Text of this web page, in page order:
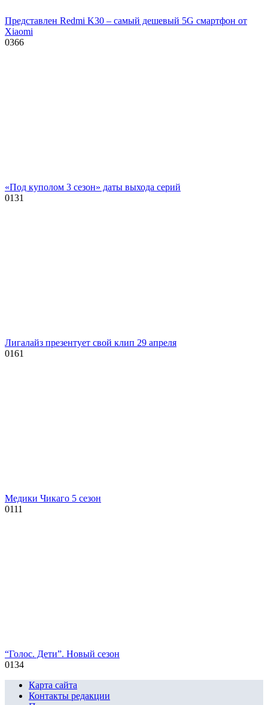
Представлен Redmi K30 – самый дешевый 5G смартфон от
Xiaomi
0366
«Под куполом 3 сезон» даты выхода серий
0131
Лигалайз презентует свой клип 29 апреля
0161
Медики Чикаго 5 сезон
0111
“Голос. Дети”. Новый сезон
0134
Карта сайта
Контакты редакции